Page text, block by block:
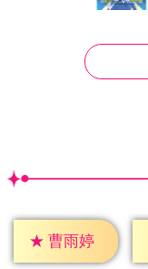
★ 曹雨婷